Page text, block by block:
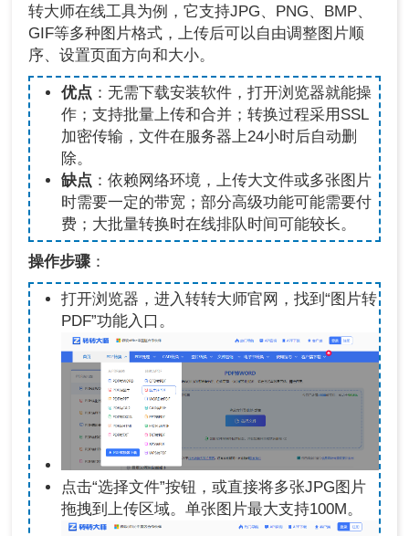
转大师在线工具为例，它支持JPG、PNG、BMP、
GIF等多种图片格式，上传后可以自由调整图片顺
序、设置页面方向和大小。
优点 ：无需下载安装软件，打开浏览器就能操
作；支持批量上传和合并；转换过程采用SSL
加密传输，文件在服务器上24小时后自动删
除。
缺点 ：依赖网络环境，上传大文件或多张图片
时需要一定的带宽；部分高级功能可能需要付
费；大批量转换时在线排队时间可能较长。
操作步骤：
打开浏览器，进入转转大师官网，找到“图片转
PDF”功能入口。
点击“选择文件”按钮，或直接将多张JPG图片
拖拽到上传区域。单张图片最大支持100M。